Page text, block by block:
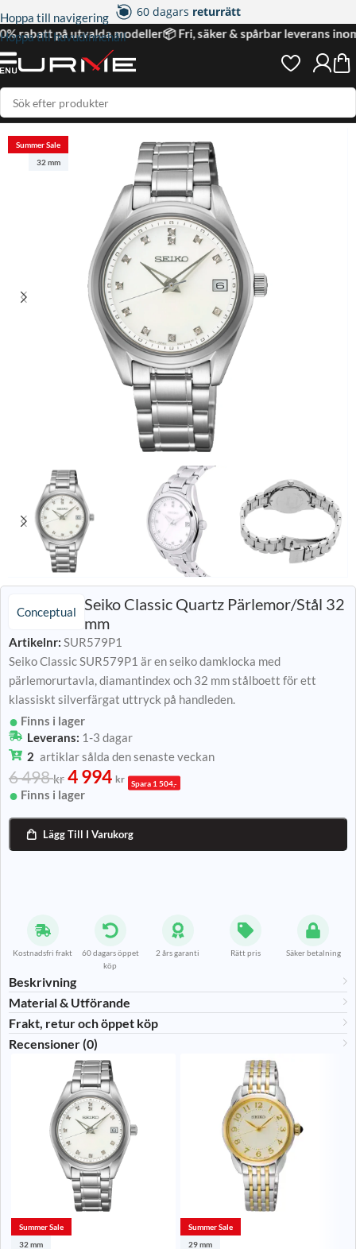
Hoppa till navigering
Hoppa till huvudinnehåll
60 dagars returrätt
2 års garanti
rabatt på utvalda modeller📦 Fri, säker & spårbar leverans
Hem|Dam |Seiko Classic Quartz Pärlemor/Stål 32 mm
Summer Sale
32 mm
Seiko Classic Quartz Pärlemor/Stål 32
mm
Conceptual
Artikelnr: SUR579P1
Seiko Classic SUR579P1 är en seiko damklocka med
pärlemorurtavla, diamantindex och 32 mm stålboett för ett
klassiskt silverfärgat uttryck på handleden.
Finns i lager
Leverans: 1-3 dagar
2 artiklar sålda den senaste veckan
6 498kr 4 994 kr Spara 1 504,-
Finns i lager
 Lägg Till I Varukorg
Kostnadsfri frakt
60 dagars öppet
köp
2 års garanti Rätt pris Säker betalning
Beskrivning
Material & Utförande​
Frakt, retur och öppet köp
Recensioner (0)
Summer Sale
32 mm
Summer Sale
29 mm